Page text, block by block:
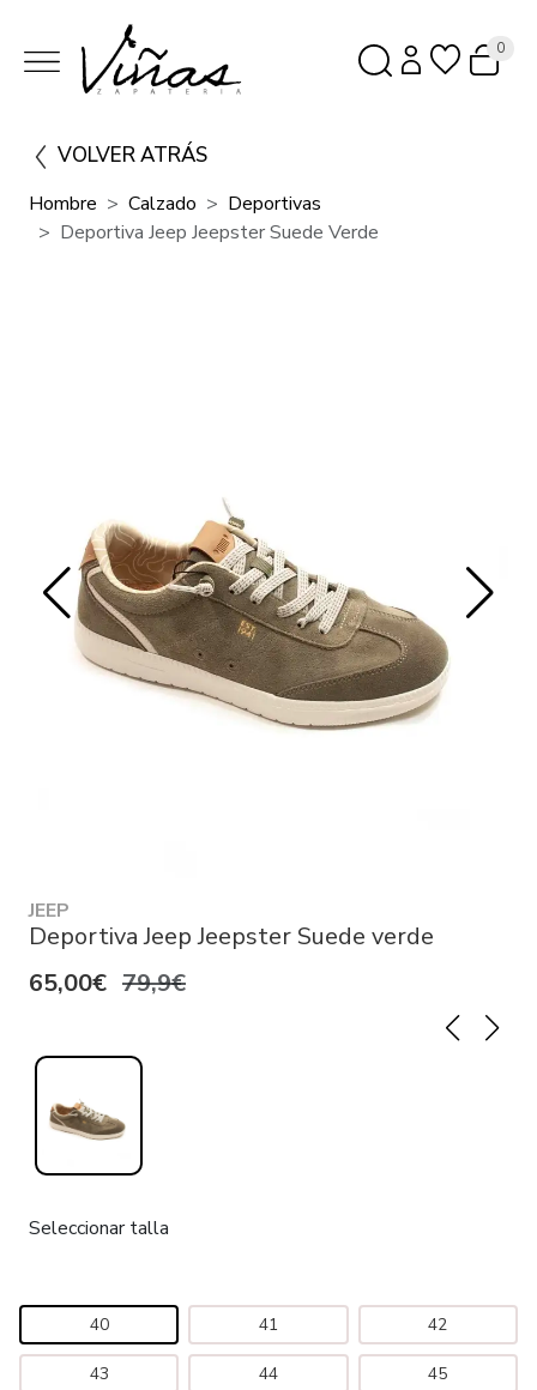
0
VOLVER ATRÁS
Hombre Calzado
Deportivas
Deportiva Jeep Jeepster Suede Verde
JEEP
Deportiva Jeep Jeepster Suede verde
65,00€ 79,9€
Seleccionar talla
40 41 42
43 44 45